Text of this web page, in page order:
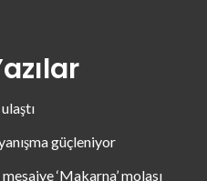
güçleniyor
‘Makarna’ molası